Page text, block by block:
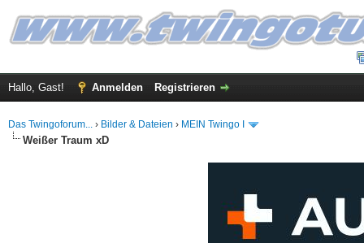
Hallo, Gast! Anmelden Registrieren
Das Twingoforum... › Bilder & Dateien › MEIN Twingo I
Weißer Traum xD